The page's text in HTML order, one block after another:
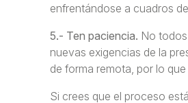
enfrentándose a cuadros
5.- Ten paciencia. No
nuevas exigencias de la
de forma remota, por lo
Si crees que el proceso